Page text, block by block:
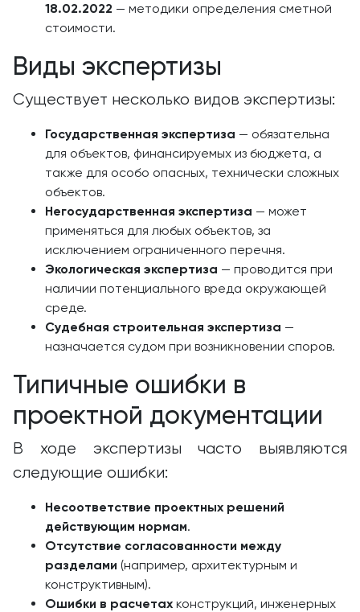
18.02.2022 — методики определения сметной
стоимости.
Виды экспертизы
Существует несколько видов экспертизы:
Государственная экспертиза — обязательна
для объектов, финансируемых из бюджета, а
также для особо опасных, технически сложных
объектов.
Негосударственная экспертиза — может
применяться для любых объектов, за
исключением ограниченного перечня.
Экологическая экспертиза — проводится при
наличии потенциального вреда окружающей
среде.
Судебная строительная экспертиза —
назначается судом при возникновении споров.
Типичные ошибки в
проектной документации
В ходе экспертизы часто выявляются
следующие ошибки:
Несоответствие проектных решений
действующим нормам.
Отсутствие согласованности между
разделами (например, архитектурным и
конструктивным).
Ошибки в расчетах конструкций, инженерных